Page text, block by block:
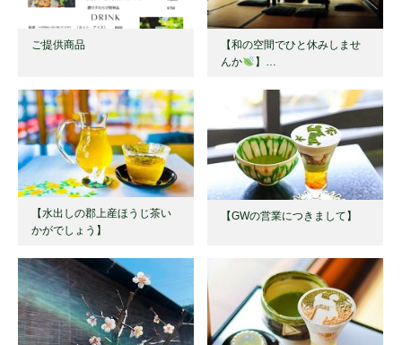
ご提供商品
【和の空間でひと休みしませ
んか
】…
【水出しの郡上産ほうじ茶い
かがでしょう】
【GWの営業につきまして】